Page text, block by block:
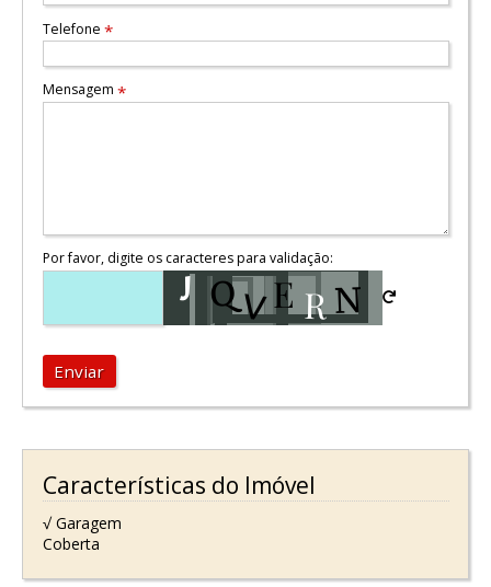
Telefone *
Mensagem *
Por favor, digite os caracteres para validação:
Enviar
Características do Imóvel
√ Garagem
Coberta